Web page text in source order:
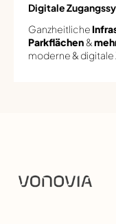
Digitale
Ganzheitliche
Parkflächen&
moderne &